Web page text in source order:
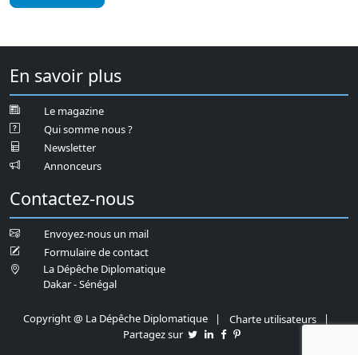
En savoir plus
Le magazine
Qui somme nous ?
Newsletter
Annonceurs
Contactez-nous
Envoyez-nous un mail
Formulaire de contact
La Dépêche Diplomatique
Dakar - Sénégal
Copyright@ La Dépêche Diplomatique | Charte utilisateurs
|
Partagez sur